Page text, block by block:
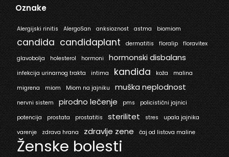
Oznake
Alergijski rinitis AlergoSan anksioznost astma biomiom
candida candidaplant dermatitis floralip
floravitex
glavobolja
holesterol hormoni hormonski disbalans
infekcija urinarnog trakta intima kandida koža
malina
migrena
miom Miom na jajniku muška neplodnost
nervni sistem pirodno lečenje pms
policistični jajnici
potencija
prostata prostatitis sterilitet stres
upala jajnika
varenje
zdrava hrana zdravlje zene čaj od listova maline
Ženske bolesti